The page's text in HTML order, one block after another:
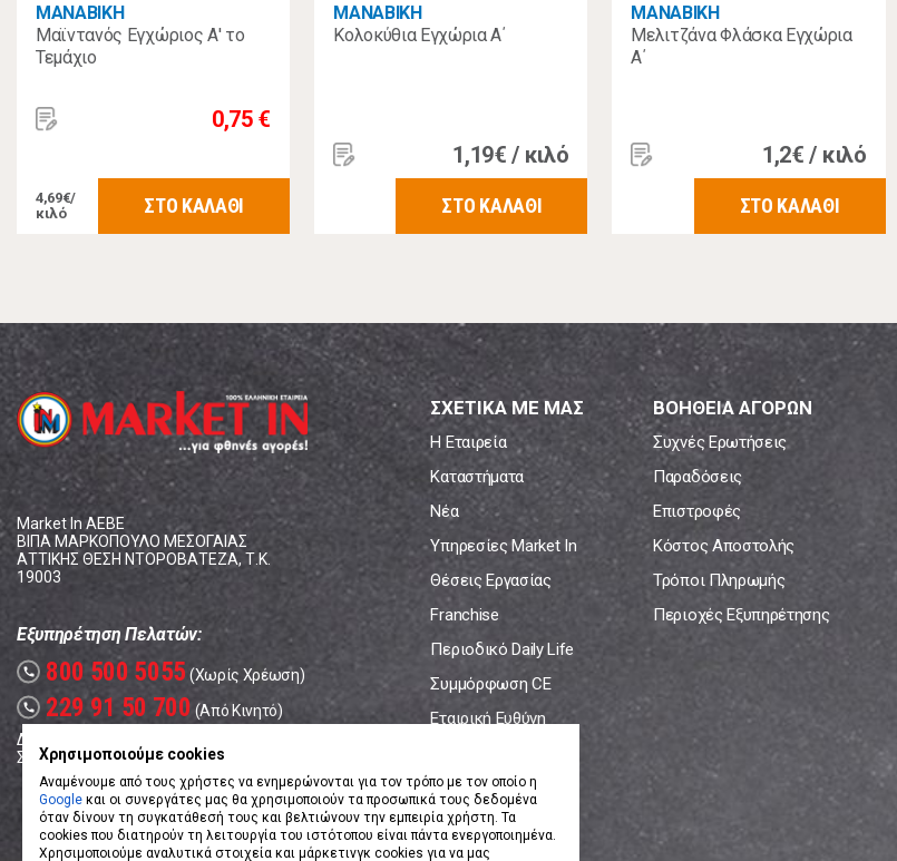
MANABIKH
Μαϊντανός Εγχώριος Α' το
Τεμάχιο
0,75 €
4,69€/
κιλό
ΣΤΟ ΚΑΛΑΘΙ
MANABIKH
Κολοκύθια Εγχώρια Α΄
1,19€ / κιλό
ΣΤΟ ΚΑΛΑΘΙ
MANABIKH
Μελιτζάνα Φλάσκα Εγχώρια
Α΄
1,2€ / κιλό
ΣΤΟ ΚΑΛΑΘΙ
Market In ΑΕΒΕ
ΒΙΠΑ ΜΑΡΚΟΠΟΥΛΟ ΜΕΣΟΓΑΙΑΣ
ΑΤΤΙΚΗΣ ΘΕΣΗ ΝΤΟΡΟΒΑΤΕΖΑ, Τ.Κ.
19003
Εξυπηρέτηση Πελατών:
call 800 500 5055 (Χωρίς Χρέωση)
call 229 91 50 700 (Από Κινητό)
Δευτέρα - Παρασκευή: 08:00 - 17:00
Σάββατο: 08:00 – 14:00
ΣΧΕΤΙΚΑ ΜΕ ΜΑΣ
Η Εταιρεία
Καταστήματα
Νέα
Υπηρεσίες Market In
Θέσεις Εργασίας
Franchise
Περιοδικό Daily Life
Συμμόρφωση CE
Εταιρική Ευθύνη
ΒΟΗΘΕΙΑ ΑΓΟΡΩΝ
Συχνές Ερωτήσεις
Παραδόσεις
Επιστροφές
Κόστος Αποστολής
Τρόποι Πληρωμής
Περιοχές Εξυπηρέτησης
Χρησιμοποιούμε cookies
Αναμένουμε από τους χρήστες να ενημερώνονται για τον τρόπο με τον οποίο η
Google και οι συνεργάτες μας θα χρησιμοποιούν τα προσωπικά τους δεδομένα
όταν δίνουν τη συγκατάθεσή τους και βελτιώνουν την εμπειρία χρήστη. Τα
cookies που διατηρούν τη λειτουργία του ιστότοπου είναι πάντα ενεργοποιημένα.
Χρησιμοποιούμε αναλυτικά στοιχεία και μάρκετινγκ cookies για να μας